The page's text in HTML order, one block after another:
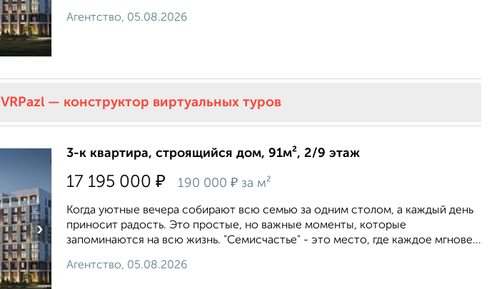
Агентство, 05.08.2026
VRPazl — конструктор виртуальных туров
›
3-к квартира, строящийся дом, 91м², 2/9 этаж
17 195 000 ₽ 190 000 ₽ за м²
Когда уютные вечера собирают всю семью за одним столом, а каждый день
приносит радость. Это простые, но важные моменты, которые
запоминаются на всю жизнь. "Семисчастье" - это место, где каждое мгнове...
Агентство, 05.08.2026